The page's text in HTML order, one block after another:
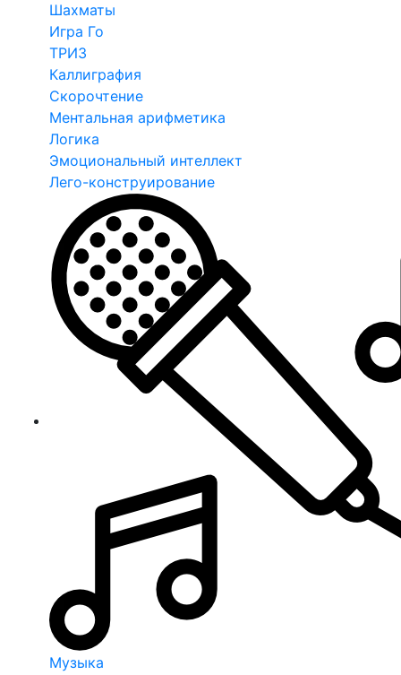
Шахматы
Игра Го
ТРИЗ
Каллиграфия
Скорочтение
Ментальная арифметика
Логика
Эмоциональный интеллект
Лего-конструирование
Музыка